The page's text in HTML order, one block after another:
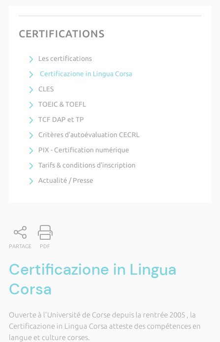
CERTIFICATIONS
Les certifications
Certificazione in Lingua Corsa
CLES
TOEIC & TOEFL
TCF DAP et TP
Critères d'autoévaluation CECRL
PIX - Certification numérique
Tarifs & conditions d'inscription
Actualité / Presse
PARTAGE PDF
Certificazione in Lingua
Corsa
Ouverte à l'Université de Corse depuis la rentrée 2005 , la
Certificazione in Lingua Corsa atteste des compétences en
langue et culture corses.